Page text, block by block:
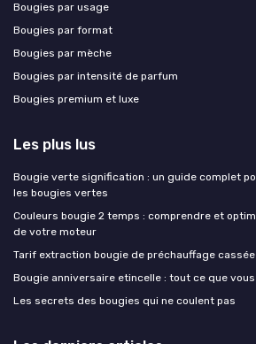
Bougies par usage
Bougies par format
Bougies par mèche
Bougies par intensité de parfum
Bougies premium et luxe
Les plus lus
Bougie verte signification : un guide complet
les bougies vertes
Couleurs bougie 2 temps : comprendre et
de votre moteur
Tarif extraction bougie de préchauffage cassée
Bougie anniversaire etincelle : tout ce que
Les secrets des bougies qui ne coulent pas